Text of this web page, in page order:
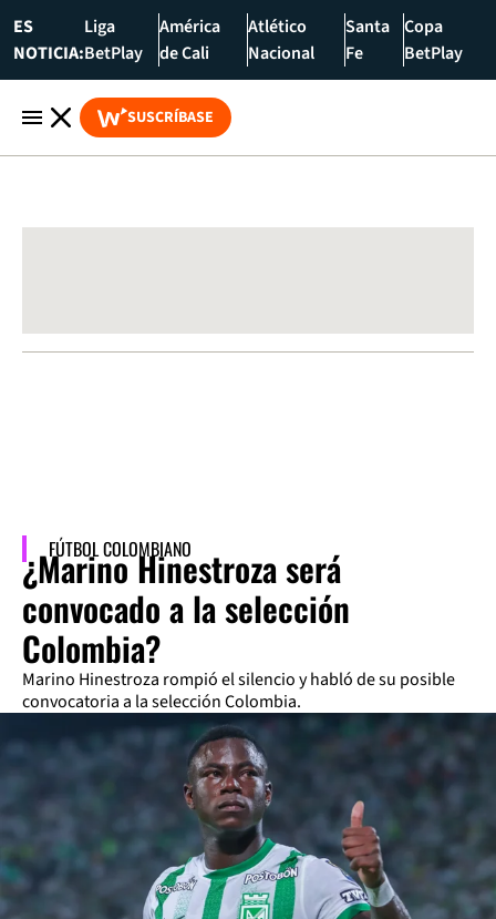
ES
NOTICIA:
Liga
BetPlay
América
de Cali
Atlético
Nacional
Santa
Fe
Copa
BetPlay
SUSCRÍBASE
FÚTBOL COLOMBIANO
¿Marino Hinestroza será
convocado a la selección
Colombia?
Marino Hinestroza rompió el silencio y habló de su posible
convocatoria a la selección Colombia.